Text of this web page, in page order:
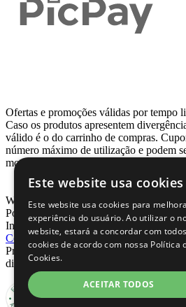
Ofertas e promoções válidas por tempo
Caso os produtos apresentem
válido é o do carrinho de compras.
número máximo de utilização e podem
momento, de acordo com sua
Webcontinental LTDA | Travessa
Porto Alegre - RS - CEP: 90.240-220
Inscrição Estadual: 0963171399 |
Conosco|
Proibida reprodução total ou parcial | ©
direitos reservados - WebContinental
Este website usa cookies
Este website usa cookies para
experiência do usuário. Ao utilizar o
website, estará a concordar com
cookies de acordo com nossa Política
Cookies.
ACEITAR TODOS